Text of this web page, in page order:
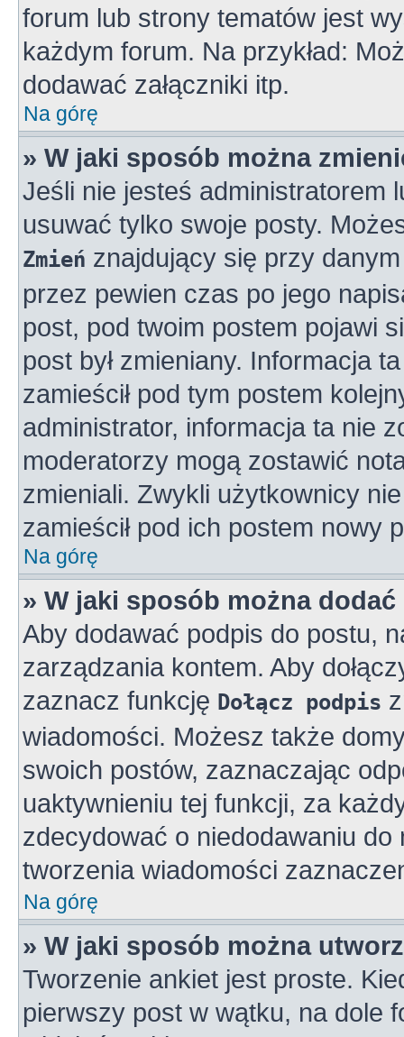
forum lub strony tematów jest
każdym forum. Na przykład:
dodawać załączniki itp.
Na górę
» W jaki sposób można
Jeśli nie jesteś administratorem
usuwać tylko swoje posty.
Zmień znajdujący się przy
przez pewien czas po jego
post, pod twoim postem pojawi
post był zmieniany. Informacja
zamieścił pod tym postem
administrator, informacja ta nie
moderatorzy mogą zostawić
zmieniali. Zwykli użytkownicy
zamieścił pod ich postem nowy
Na górę
» W jaki sposób można
Aby dodawać podpis do postu,
zarządzania kontem. Aby
zaznacz funkcję Dołącz podpis
wiadomości. Możesz także
swoich postów, zaznaczając
uaktywnieniu tej funkcji, za
zdecydować o niedodawaniu
tworzenia wiadomości
Na górę
» W jaki sposób można
Tworzenie ankiet jest proste.
pierwszy post w wątku, na dole